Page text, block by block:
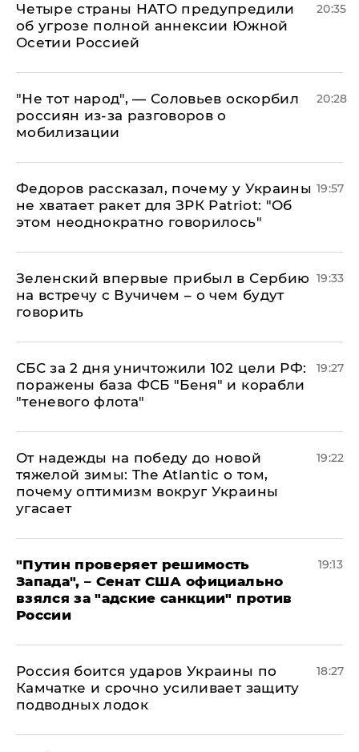
Четыре страны НАТО предупредили
об угрозе полной аннексии Южной
Осетии Россией
20:35
​"Не тот народ", — Соловьев оскорбил
россиян из-за разговоров о
мобилизации
20:28
Федоров рассказал, почему у Украины
не хватает ракет для ЗРК Patriot: "Об
этом неоднократно говорилось"
19:57
Зеленский впервые прибыл в Сербию
на встречу с Вучичем – о чем будут
говорить
19:33
СБС за 2 дня уничтожили 102 цели РФ:
поражены база ФСБ "Беня" и корабли
"теневого флота"
19:27
От надежды на победу до новой
тяжелой зимы: The Atlantic о том,
почему оптимизм вокруг Украины
угасает
19:22
"Путин проверяет решимость
Запада", – Сенат США официально
взялся за "адские санкции" против
России
19:13
Россия боится ударов Украины по
Камчатке и срочно усиливает защиту
подводных лодок
18:27